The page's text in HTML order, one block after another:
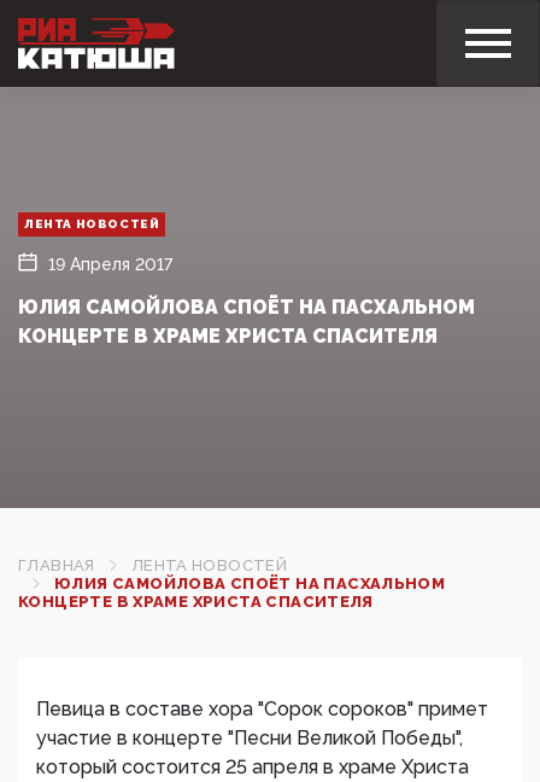
ЛЕНТА НОВОСТЕЙ
19 Апреля 2017
ЮЛИЯ САМОЙЛОВА СПОЁТ НА ПАСХАЛЬНОМ
КОНЦЕРТЕ В ХРАМЕ ХРИСТА СПАСИТЕЛЯ‍
ГЛАВНАЯ
ЛЕНТА НОВОСТЕЙ
ЮЛИЯ САМОЙЛОВА СПОЁТ НА ПАСХАЛЬНОМ
КОНЦЕРТЕ В ХРАМЕ ХРИСТА СПАСИТЕЛЯ‍
Певица в составе хора "Сорок сороков" примет
участие в концерте "Песни Великой Победы",
который состоится 25 апреля в храме Христа